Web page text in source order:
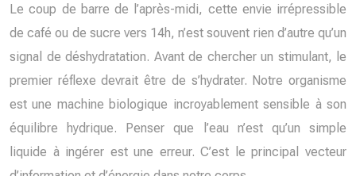
Le coup de barre de l’après-midi, cette envie irrépressible
de café ou de sucre vers 14h, n’est souvent rien d’autre qu’un
signal de déshydratation. Avant de chercher un stimulant, le
premier réflexe devrait être de s’hydrater. Notre organisme
est une machine biologique incroyablement sensible à son
équilibre hydrique. Penser que l’eau n’est qu’un simple
liquide à ingérer est une erreur. C’est le principal vecteur